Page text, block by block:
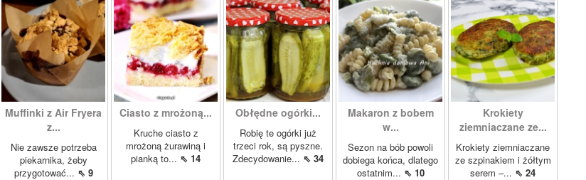
Muffinki z Air Fryera
z...
Nie zawsze potrzeba
piekarnika, żeby
przygotować... ⇖ 9
Ciasto z mrożoną...
Kruche ciasto z
mrożoną żurawiną i
pianką to... ⇖ 14
Obłędne ogórki...
Robię te ogórki już
trzeci rok, są pyszne.
Zdecydowanie... ⇖ 34
Makaron z bobem
w...
Sezon na bób powoli
dobiega końca, dlatego
ostatnim... ⇖ 10
Krokiety
ziemniaczane ze...
Krokiety ziemniaczane
ze szpinakiem i żółtym
serem –... ⇖ 24